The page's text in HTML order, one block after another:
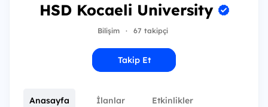
HSD Kocaeli University
Bilişim · 67 takipçi
Takip Et
Anasayfa İlanlar Etkinlikler